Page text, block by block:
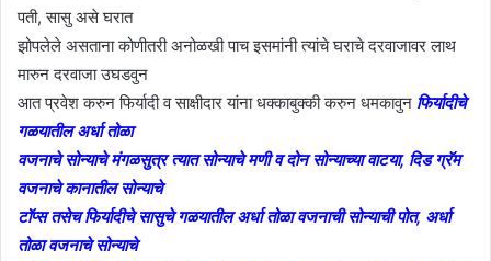
पती, सासु असे घरात
झोपलेले असताना कोणीतरी अनोळखी पाच इसमांनी त्यांचे घराचे दरवाजावर लाथ
मारुन दरवाजा उघडवुन
आत प्रवेश करुन फिर्यादी व साक्षीदार यांना धक्काबुक्की करुन धमकावुन फिर्यादीचे
गळयातील अर्धा तोळा
वजनाचे सोन्याचे मंगळसुत्र त्यात सोन्याचे मणी व दोन सोन्याच्या वाटया, दिड ग्रॅम
वजनाचे कानातील सोन्याचे
टॉप्स तसेच फिर्यादीचे सासुचे गळयातील अर्धा तोळा वजनाची सोन्याची पोत, अर्धा
तोळा वजनाचे सोन्याचे